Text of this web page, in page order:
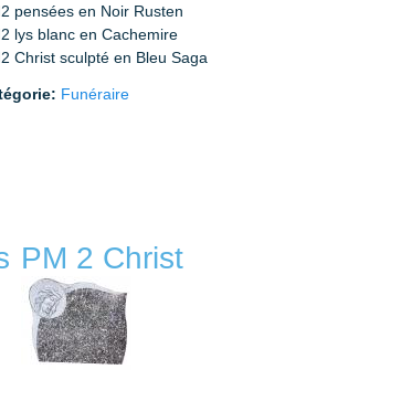
pensées en Noir Rusten
lys blanc en Cachemire
Christ sculpté en Bleu Saga
Funéraire
PM 2 Christ